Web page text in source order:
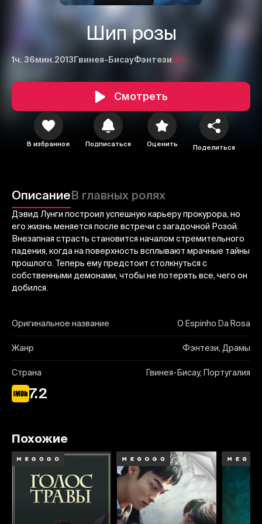
Шип розы
1ч. 36мин.2013 Гвинея-БисауФэнтези18+
Смотреть
В избранное Подписаться Оценить Поделиться
ОписаниеВ главных ролях
Дэвид Лунги построил успешную карьеру прокурора, но
его жизнь меняется после встречи с загадочной Розой.
Внезапная страсть становится началом стремительного
падения, когда на поверхность всплывают мрачные тайны
прошлого. Теперь ему предстоит столкнуться с
собственными демонами, чтобы не потерять все, чего он
добился.
Оригинальное название O Espinho Da Rosa
Жанр Фэнтези, Драмы
Страна Гвинея-Бисау, Португалия
7.2
Отправить
Похожие
Отменить